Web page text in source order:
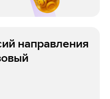
направления